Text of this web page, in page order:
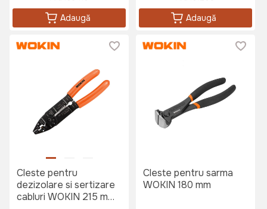
Adaugă Adaugă
Cleste pentru
dezizolare si sertizare
cabluri WOKIN 215 mm
Cleste pentru sarma
WOKIN 180 mm